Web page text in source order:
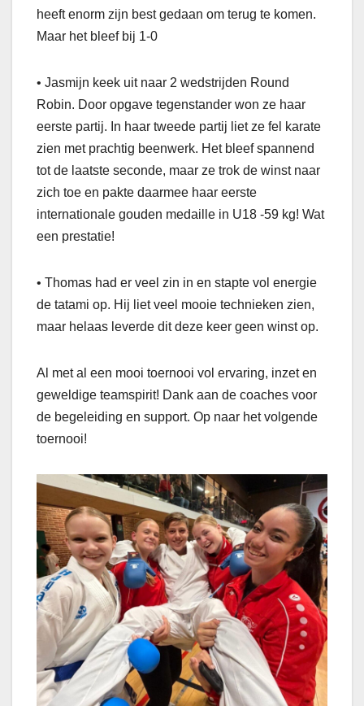
heeft enorm zijn best gedaan om terug te komen.
Maar het bleef bij 1-0
• Jasmijn keek uit naar 2 wedstrijden Round
Robin. Door opgave tegenstander won ze haar
eerste partij. In haar tweede partij liet ze fel karate
zien met prachtig beenwerk. Het bleef spannend
tot de laatste seconde, maar ze trok de winst naar
zich toe en pakte daarmee haar eerste
internationale gouden medaille in U18 -59 kg! Wat
een prestatie!
• Thomas had er veel zin in en stapte vol energie
de tatami op. Hij liet veel mooie technieken zien,
maar helaas leverde dit deze keer geen winst op.
Al met al een mooi toernooi vol ervaring, inzet en
geweldige teamspirit! Dank aan de coaches voor
de begeleiding en support. Op naar het volgende
toernooi!